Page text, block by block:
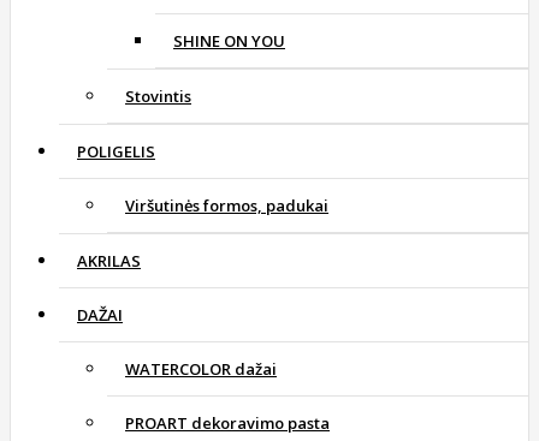
SHINE ON YOU
Stovintis
POLIGELIS
Viršutinės formos, padukai
AKRILAS
DAŽAI
WATERCOLOR dažai
PROART dekoravimo pasta